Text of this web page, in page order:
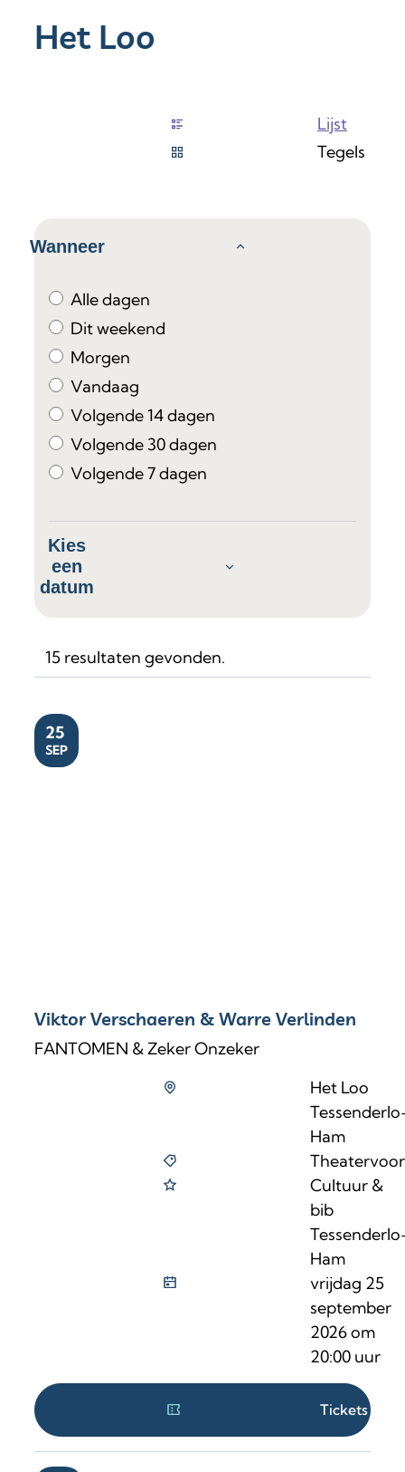
Het Loo
Lijst
Tegels
Verfijn of wijzig resultaten
Wanneer
Alle dagen
Dit weekend
Morgen
Vandaag
Volgende 14 dagen
Volgende 30 dagen
Volgende 7 dagen
Kies
een
datum
15 resultaten gevonden.
VR
25
SEP
Viktor Verschaeren & Warre Verlinden
FANTOMEN & Zeker Onzeker
Het Loo
Ham
Cultuur &
bib
Ham
vrijdag 25
september
2026om
20:00 uur
Tickets